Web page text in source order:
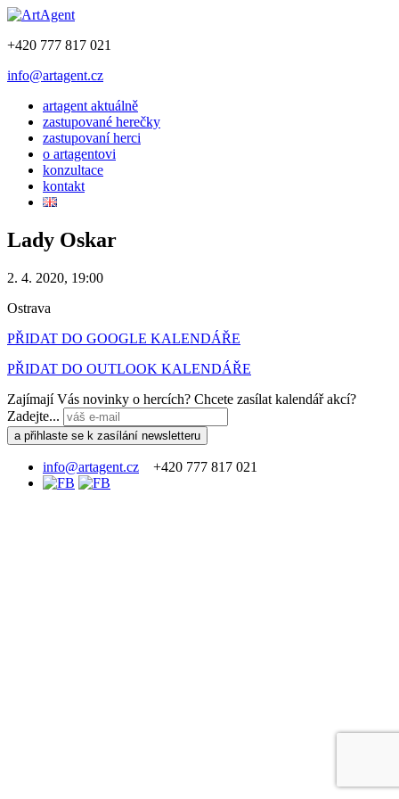
+420 777 817 021
info@artagent.cz
artagent aktuálně
zastupované herečky
zastupovaní herci
o artagentovi
konzultace
kontakt
Lady Oskar
2. 4. 2020, 19:00
Ostrava
PŘIDAT DO GOOGLE KALENDÁŘE
PŘIDAT DO OUTLOOK KALENDÁŘE
Zajímají Vás novinky o hercích? Chcete zasílat kalendář akcí?
Zadejte...
info@artagent.cz +420 777 817 021